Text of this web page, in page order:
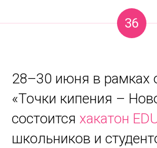
36
28–30 июня в рамках
«Точки кипения –
состоится хакатон
школьников и